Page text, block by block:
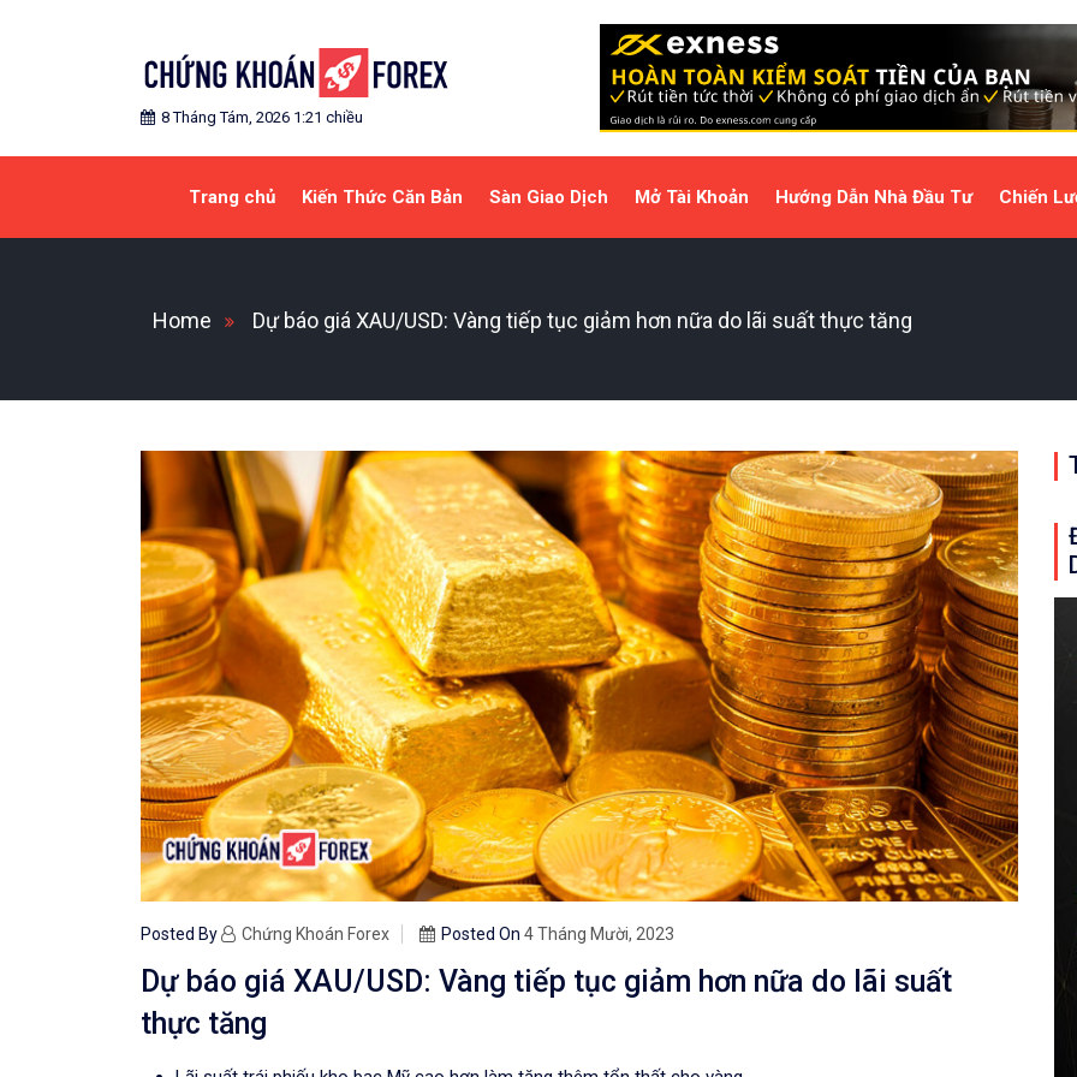
CHỨNG KHOÁN FOREX
Blog chia sẻ về Chứng Khoán và Forex
8 Tháng Tám, 2026 1:21 chiều
Trang chủ Kiến Thức Căn Bản Sàn Giao Dịch Mở Tài Khoản Hướng Dẫn Nhà Đầu Tư Chiến
Home Dự báo giá XAU/USD: Vàng tiếp tục giảm hơn nữa do lãi suất thực tăng
Posted By Chứng Khoán Forex Posted On 4 Tháng Mười, 2023
Dự báo giá XAU/USD: Vàng tiếp tục giảm hơn nữa do lãi suất
thực tăng